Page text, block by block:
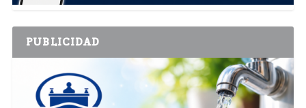
PUBLICIDAD